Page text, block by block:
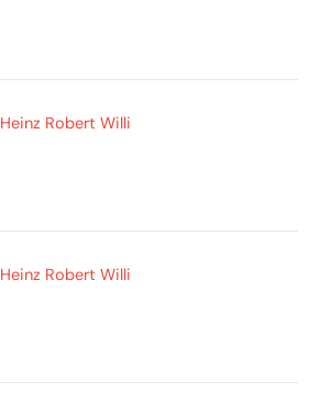
Heinz Robert Willi
Heinz Robert Willi